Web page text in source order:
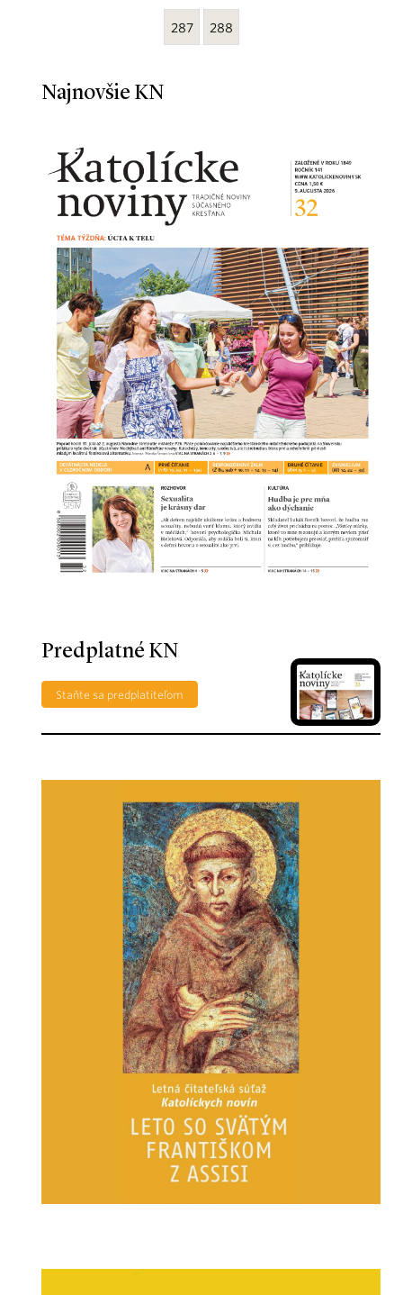
287 288
Najnovšie KN
Predplatné KN
Staňte sa predplatiteľom